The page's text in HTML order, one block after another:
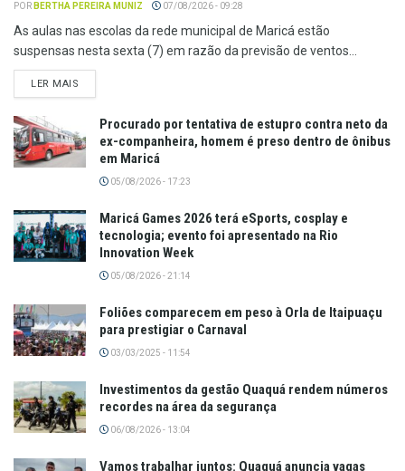
POR BERTHA PEREIRA MUNIZ 07/08/2026 - 09:28
As aulas nas escolas da rede municipal de Maricá estão
suspensas nesta sexta (7) em razão da previsão de ventos...
LER MAIS
Procurado por tentativa de estupro contra neto da
ex-companheira, homem é preso dentro de ônibus
em Maricá
05/08/2026 - 17:23
Maricá Games 2026 terá eSports, cosplay e
tecnologia; evento foi apresentado na Rio
Innovation Week
05/08/2026 - 21:14
Foliões comparecem em peso à Orla de Itaipuaçu
para prestigiar o Carnaval
03/03/2025 - 11:54
Investimentos da gestão Quaquá rendem números
recordes na área da segurança
06/08/2026 - 13:04
Vamos trabalhar juntos: Quaquá anuncia vagas